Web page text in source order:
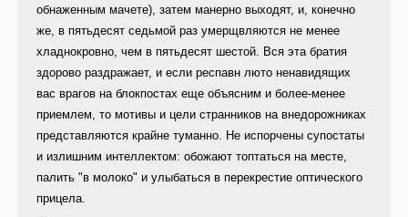
обнаженным мачете), затем манерно выходят, и, конечно
же, в пятьдесят седьмой раз умерщвляются не менее
хладнокровно, чем в пятьдесят шестой. Вся эта братия
здорово раздражает, и если респавн люто ненавидящих
вас врагов на блокпостах еще объясним и более-менее
приемлем, то мотивы и цели странников на внедорожниках
представляются крайне туманно. Не испорчены супостаты
и излишним интеллектом: обожают топтаться на месте,
палить "в молоко" и улыбаться в перекрестие оптического
прицела.